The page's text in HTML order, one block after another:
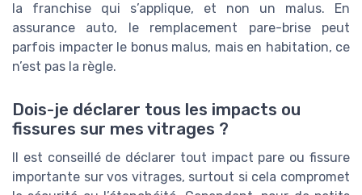
la franchise qui s’applique, et non un malus. En
assurance auto, le remplacement pare-brise peut
parfois impacter le bonus malus, mais en habitation, ce
n’est pas la règle.
Dois-je déclarer tous les impacts ou
fissures sur mes vitrages ?
Il est conseillé de déclarer tout impact pare ou fissure
importante sur vos vitrages, surtout si cela compromet